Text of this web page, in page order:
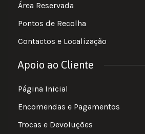
Área Reservada
Pontos de Recolha
Contactos e Localização
Apoio ao Cliente
Página Inicial
Encomendas e Pagamentos
Trocas e Devoluções